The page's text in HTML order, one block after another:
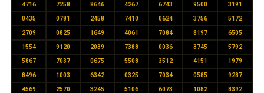
4716 7258 8646 4267 6743 9500 3191
0435 0781 2458 7410 0624 3756 5172
2709 0825 1649 4061 7084 8197 6505
1554 9120 2039 7388 0036 3745 5792
5867 7037 0675 5508 3512 4151 1979
8496 1003 6342 0325 7034 0585 9287
4569 2570 3245 5106 6073 1082 8392